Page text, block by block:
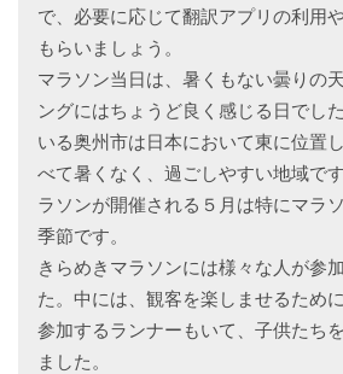
で、必要に応じて翻訳アプリの利用
もらいましょう。
マラソン当日は、暑くもない曇りの
ングにはちょうど良く感じる日でし
いる奥州市は日本において東に位置
べて暑くなく、過ごしやすい地域で
ラソンが開催される５月は特にマラ
季節です。
きらめきマラソンには様々な人が参
た。中には、観客を楽しませるため
参加するランナーもいて、子供たち
ました。